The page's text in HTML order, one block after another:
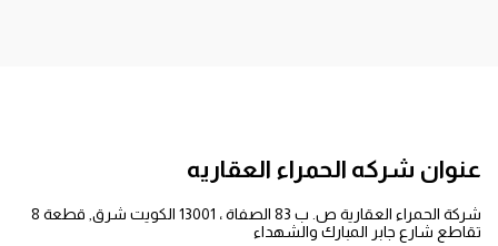
عنوان شركه الحمراء العقاريه
شركة الحمراء العقارية ص. ب 83 الصفاة ، 13001 الكويت شرق, قطعة 8
تقاطع شارع جابر المبارك والشهداء